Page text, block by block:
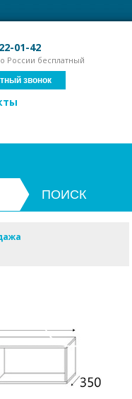
01-42
России бесплатный
звонок